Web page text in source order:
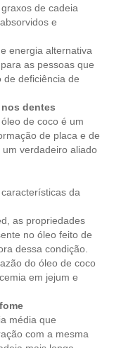
de cadeia
e
energia alternativa
as pessoas que
de deficiência de
dentes
de coco é um
de placa e de
verdadeiro aliado
da
as propriedades
no óleo feito de
dessa condição.
do óleo de coco
em jejum e
média que
com a mesma